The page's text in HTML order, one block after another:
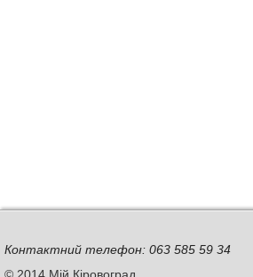
Контактний телефон: 063 585 59 34